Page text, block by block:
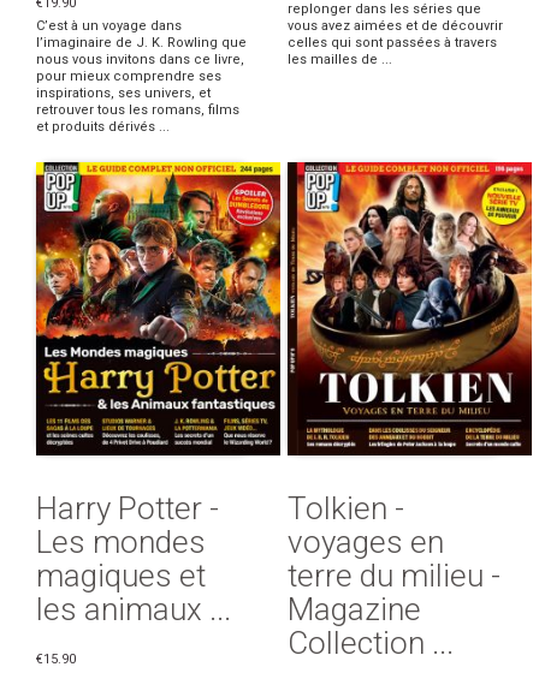
C’est à un voyage dans
l’imaginaire de J. K. Rowling que
nous vous invitons dans ce livre,
pour mieux comprendre ses
inspirations, ses univers, et
retrouver tous les romans, films
et produits dérivés ...
replonger dans les séries que
vous avez aimées et de découvrir
celles qui sont passées à travers
les mailles de ...
Harry Potter -
Les mondes
magiques et
les animaux ...
€15.90
Tolkien -
voyages en
terre du milieu -
Magazine
Collection ...